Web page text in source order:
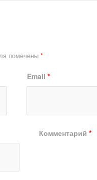
помечены *
Email *
Комментарий*